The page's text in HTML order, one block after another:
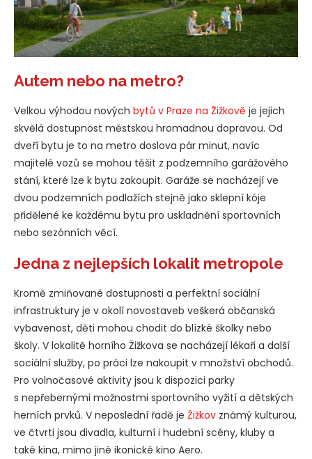
Autem nebo na metro?
Velkou výhodou nových bytů v Praze na Žižkově je jejich
skvělá dostupnost městskou hromadnou dopravou. Od
dveří bytu je to na metro doslova pár minut, navíc
majitelé vozů se mohou těšit z podzemního garážového
stání, které lze k bytu zakoupit. Garáže se nacházejí ve
dvou podzemních podlažích stejně jako sklepní kóje
přidělené ke každému bytu pro uskladnění sportovních
nebo sezónních věcí.
Jedna z nejlepších lokalit metropole
Kromě zmiňované dostupnosti a perfektní sociální
infrastruktury je v okolí novostaveb veškerá občanská
vybavenost, děti mohou chodit do blízké školky nebo
školy. V lokalitě horního Žižkova se nacházejí lékaři a další
sociální služby, po práci lze nakoupit v množství obchodů.
Pro volnočasové aktivity jsou k dispozici parky
s nepřebernými možnostmi sportovního vyžití a dětských
herních prvků. V neposlední řadě je Žižkov známý kulturou,
ve čtvrti jsou divadla, kulturní i hudební scény, kluby a
také kina, mimo jiné ikonické kino Aero.